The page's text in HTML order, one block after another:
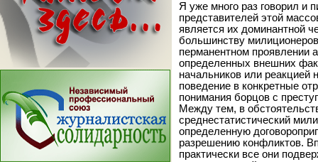
Я уже много раз говорил и
представителей этой
является их доминантной
большинству
перманентном проявлении
определенных внешних
начальников или реакцией
поведение в конкретные
понимания борцов с
Между тем, в
среднестатистический
определенную
разрешению конфликтов.
практически все они